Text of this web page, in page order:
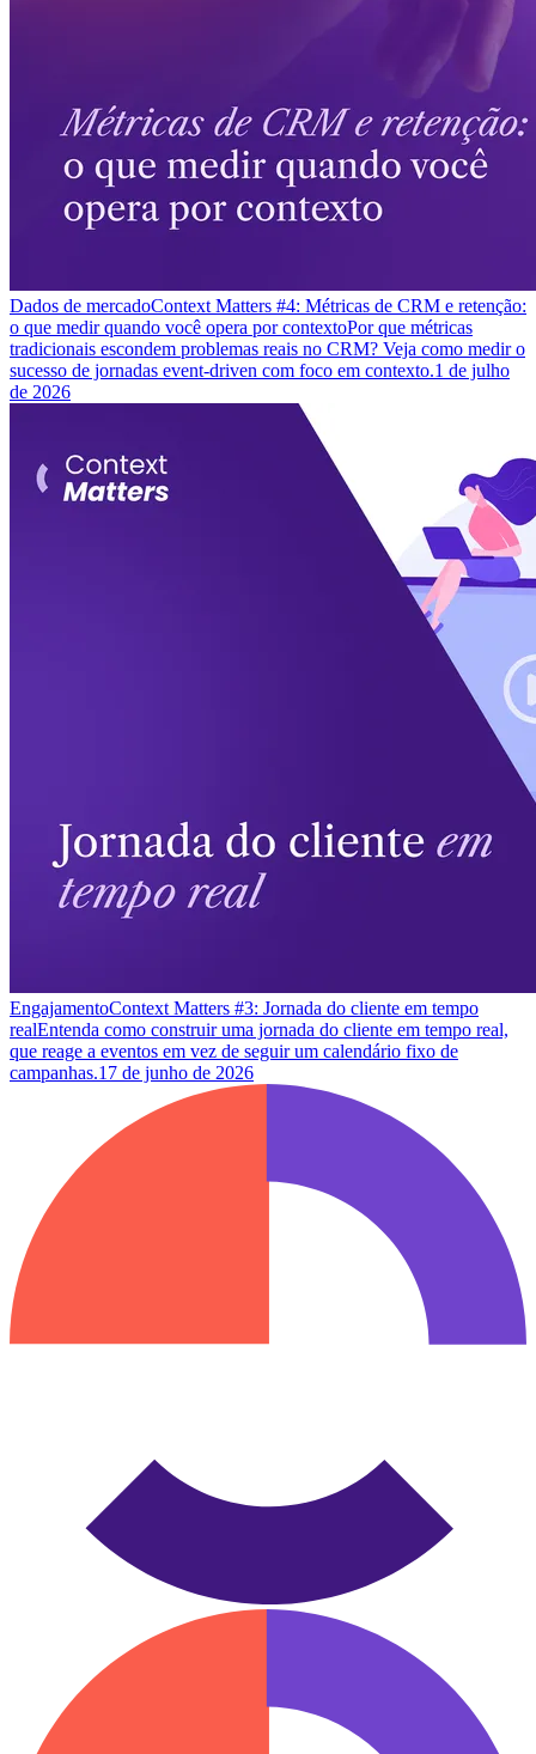
Dados de mercadoContext Matters #4: Métricas de CRM e retenção:
o que medir quando você opera por contextoPor que métricas
tradicionais escondem problemas reais no CRM? Veja como medir o
sucesso de jornadas event-driven com foco em contexto.1 de julho
de 2026
EngajamentoContext Matters #3: Jornada do cliente em tempo
realEntenda como construir uma jornada do cliente em tempo real,
que reage a eventos em vez de seguir um calendário fixo de
campanhas.17 de junho de 2026